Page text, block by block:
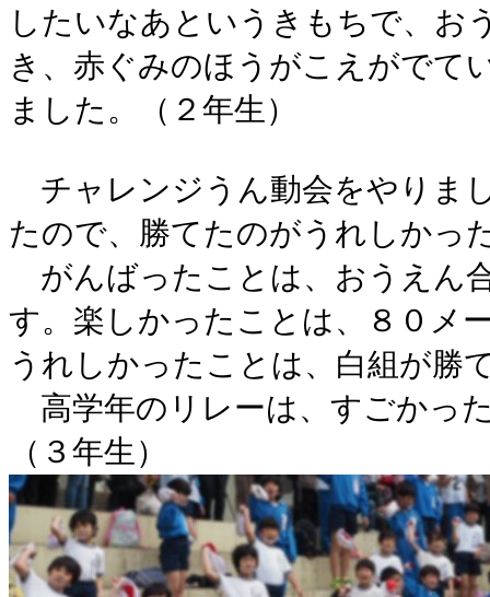
したいなあというきもちで、お
き、赤ぐみのほうがこえがでて
ました。（２年生）
チャレンジうん動会をやりま
たので、勝てたのがうれしかっ
がんばったことは、おうえん
す。楽しかったことは、８０メ
うれしかったことは、白組が勝
高学年のリレーは、すごかっ
（３年生）